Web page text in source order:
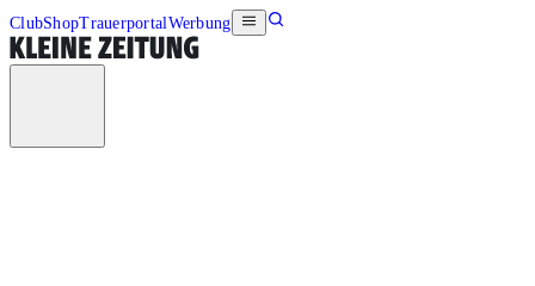
ClubShopTrauerportalWerbung